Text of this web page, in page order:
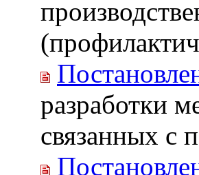
разработки
связанных с